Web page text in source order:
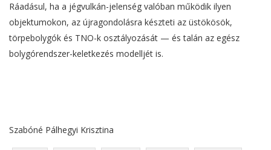
Ráadásul, ha a jégvulkán-jelenség valóban működik ilyen
objektumokon, az újragondolásra készteti az üstökösök,
törpebolygók és TNO-k osztályozását — és talán az egész
bolygórendszer-keletkezés modelljét is.
Szabóné Pálhegyi Krisztina